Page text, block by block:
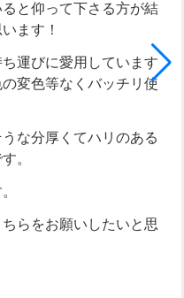
と仰って下さる方が結
ます！
運びに愛用しています
変色等なくバッチリ使
な分厚くてハリのある
。
らをお願いしたいと思